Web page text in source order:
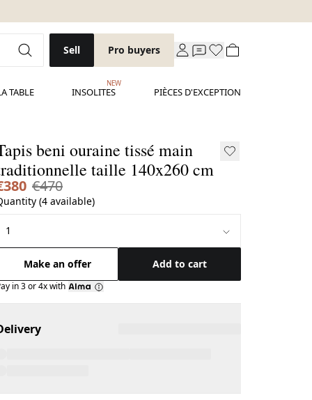
Sell Pro buyers
TABLE INSOLITES
NEW
PIÈCES D'EXCEPTION
beni ouraine tissé main
taille 140x260 cm
€470
(4 available)
Make an offer Add to cart
in 3 or 4x with